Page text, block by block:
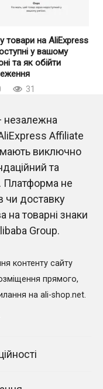
товари на AliExpress
у вашому
та як обійти
31
UK, US та EU
AliExpress: тип
Affiliate
мають виключно
та
Платформа не
чи доставку
на товарні знаки
Group.
контенту сайту
прямого,
на ali-shop.net.